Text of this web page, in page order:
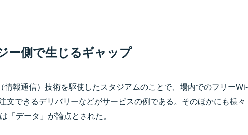
ー側で生じるギャップ
情報通信）技術を駆使したスタジアムのことで、場内でのフリーWi-
文できるデリバリーなどがサービスの例である。そのほかにも様々
「データ」が論点とされた。